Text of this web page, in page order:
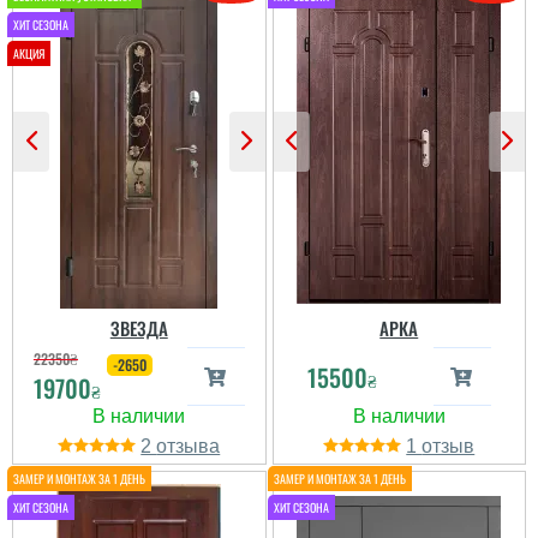
роки гарантії. Мы дуже
задоволені, дякую. ...
читати всі відгуки
Іван
Хорошие двери с
отличным покрытием.
ЗВЕЗДА
22350₴
19700₴
-2650
2
АРКА
15500₴
1